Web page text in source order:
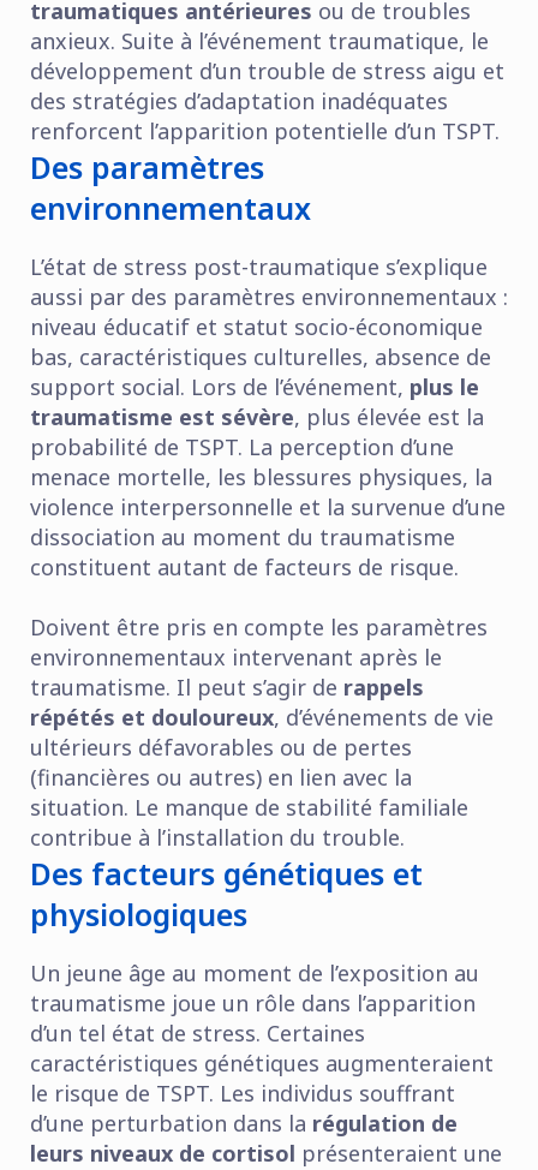
traumatiques antérieures ou de troubles
anxieux. Suite à l’événement traumatique, le
développement d’un trouble de stress aigu et
des stratégies d’adaptation inadéquates
renforcent l’apparition potentielle d’un TSPT.
Des paramètres
environnementaux
L’état de stress post-traumatique s’explique
aussi par des paramètres environnementaux :
niveau éducatif et statut socio-économique
bas, caractéristiques culturelles, absence de
support social. Lors de l’événement, plus le
traumatisme est sévère, plus élevée est la
probabilité de TSPT. La perception d’une
menace mortelle, les blessures physiques, la
violence interpersonnelle et la survenue d’une
dissociation au moment du traumatisme
constituent autant de facteurs de risque.
Doivent être pris en compte les paramètres
environnementaux intervenant après le
traumatisme. Il peut s’agir de rappels
répétés et douloureux, d’événements de vie
ultérieurs défavorables ou de pertes
(financières ou autres) en lien avec la
situation. Le manque de stabilité familiale
contribue à l’installation du trouble.
Des facteurs génétiques et
physiologiques
Un jeune âge au moment de l’exposition au
traumatisme joue un rôle dans l’apparition
d’un tel état de stress. Certaines
caractéristiques génétiques augmenteraient
le risque de TSPT. Les individus souffrant
d’une perturbation dans la régulation de
leurs niveaux de cortisol présenteraient une